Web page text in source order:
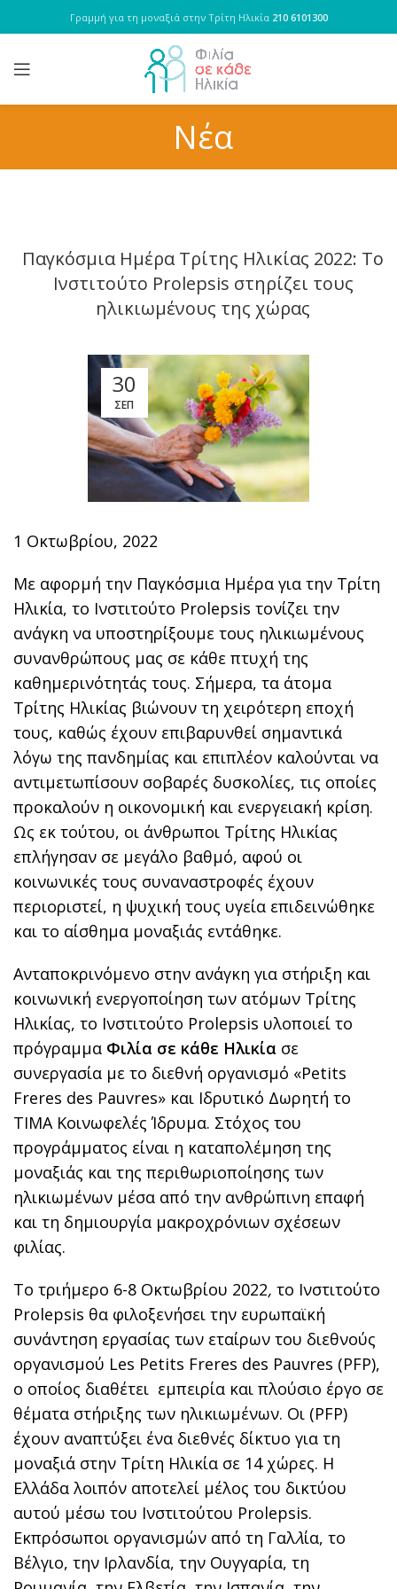
Γραμμή για τη μοναξιά στην Τρίτη Ηλικία 210 6101300
Νέα
Παγκόσμια Ημέρα Τρίτης Ηλικίας 2022: Το
Ινστιτούτο Prolepsis στηρίζει τους
ηλικιωμένους της χώρας
30
ΣΕΠ
1 Οκτωβρίου, 2022
Με αφορμή την Παγκόσμια Ημέρα για την Τρίτη
Ηλικία, το Ινστιτούτο Prolepsis τονίζει την
ανάγκη να υποστηρίξουμε τους ηλικιωμένους
συνανθρώπους μας σε κάθε πτυχή της
καθημερινότητάς τους. Σήμερα, τα άτομα
Τρίτης Ηλικίας βιώνουν τη χειρότερη εποχή
τους, καθώς έχουν επιβαρυνθεί σημαντικά
λόγω της πανδημίας και επιπλέον καλούνται να
αντιμετωπίσουν σοβαρές δυσκολίες, τις οποίες
προκαλούν η οικονομική και ενεργειακή κρίση.
Ως εκ τούτου, οι άνθρωποι Τρίτης Ηλικίας
επλήγησαν σε μεγάλο βαθμό, αφού οι
κοινωνικές τους συναναστροφές έχουν
περιοριστεί, η ψυχική τους υγεία επιδεινώθηκε
και το αίσθημα μοναξιάς εντάθηκε.
Ανταποκρινόμενο στην ανάγκη για στήριξη και
κοινωνική ενεργοποίηση των ατόμων Τρίτης
Ηλικίας, το Ινστιτούτο Prolepsis υλοποιεί το
πρόγραμμα Φιλία σε κάθε Ηλικία σε
συνεργασία με το διεθνή οργανισμό «Petits
Freres des Pauvres» και Ιδρυτικό Δωρητή το
ΤΙΜΑ Κοινωφελές Ίδρυμα. Στόχος του
προγράμματος είναι η καταπολέμηση της
μοναξιάς και της περιθωριοποίησης των
ηλικιωμένων μέσα από την ανθρώπινη επαφή
και τη δημιουργία μακροχρόνιων σχέσεων
φιλίας.
Το τριήμερο 6-8 Οκτωβρίου 2022, το Ινστιτούτο
Prolepsis θα φιλοξενήσει την ευρωπαϊκή
συνάντηση εργασίας των εταίρων του διεθνούς
οργανισμού Les Petits Freres des Pauvres (PFP),
ο οποίος διαθέτει εμπειρία και πλούσιο έργο σε
θέματα στήριξης των ηλικιωμένων. Οι (PFP)
έχουν αναπτύξει ένα διεθνές δίκτυο για τη
μοναξιά στην Τρίτη Ηλικία σε 14 χώρες. Η
Ελλάδα λοιπόν αποτελεί μέλος του δικτύου
αυτού μέσω του Ινστιτούτου Prolepsis.
Εκπρόσωποι οργανισμών από τη Γαλλία, το
Βέλγιο, την Ιρλανδία, την Ουγγαρία, τη